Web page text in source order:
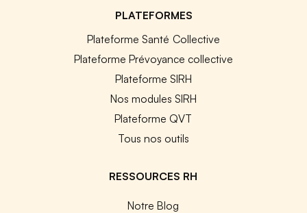
PLATEFORMES
Plateforme Santé Collective
Plateforme Prévoyance collective
Plateforme SIRH
Nos modules SIRH
Plateforme QVT
Tous nos outils
RESSOURCES RH
Notre Blog